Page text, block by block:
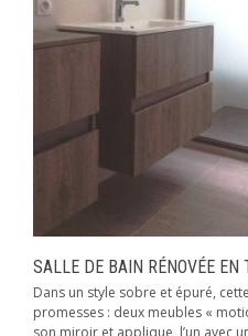
SALLE DE BAIN RÉNOVÉE
Dans un style sobre et épuré,
promesses : deux meubles «
son miroir et applique, l’un avec